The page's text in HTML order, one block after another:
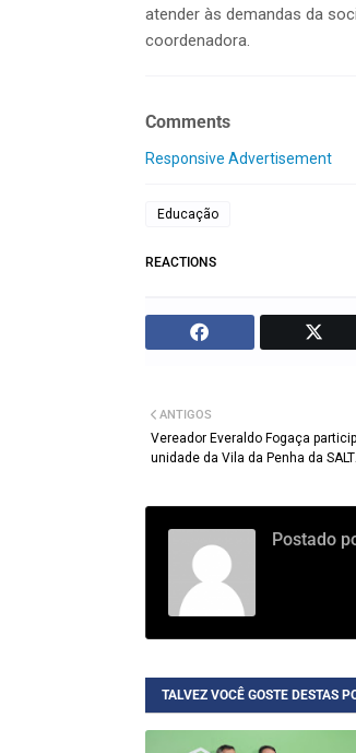
atender às demandas da
coordenadora.
Comments
Responsive Advertisement
Educação
REACTIONS
ANTIGOS
Vereador Everaldo Fogaça
unidade da Vila da Penha da
Postado
TALVEZ VOCÊ GOSTE DESTAS